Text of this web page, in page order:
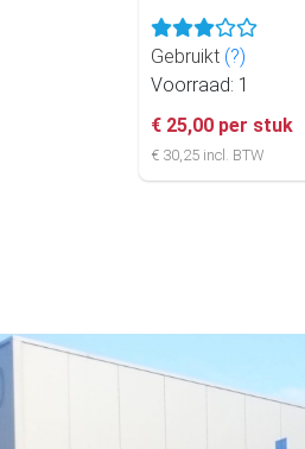
Gebruikt (?)
Voorraad: 1
€ 25,00 per stuk
€ 30,25 incl. BTW